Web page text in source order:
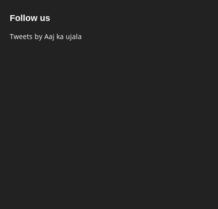
Follow us
Tweets by Aaj ka ujala